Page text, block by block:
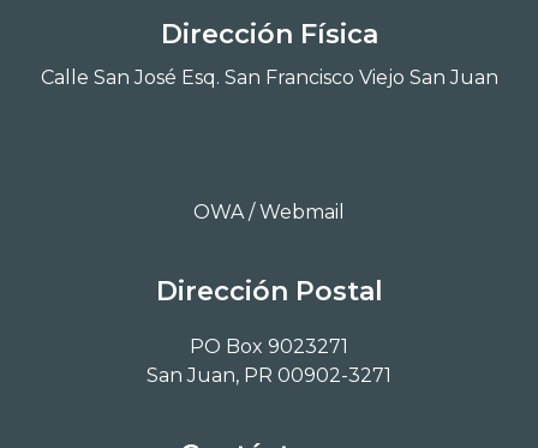
Dirección Física
Calle San José Esq. San Francisco Viejo San Juan
OWA / Webmail
Dirección Postal
PO Box 9023271
San Juan, PR 00902-3271